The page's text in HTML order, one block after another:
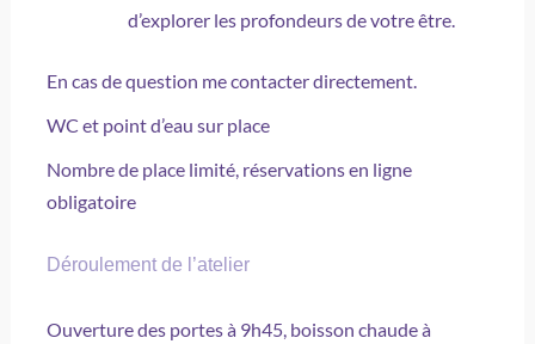
d’explorer les profondeurs de votre être.
En cas de question me contacter directement.
WC et point d’eau sur place
Nombre de place limité, réservations en ligne
obligatoire
Déroulement de l’atelier
Ouverture des portes à 9h45, boisson chaude à